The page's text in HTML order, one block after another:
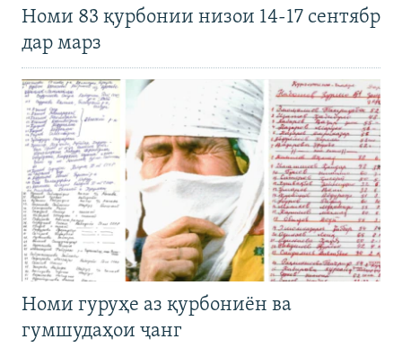
Номи 83 қурбонии низои 14-17 сентябр
дар марз
Номи гуруҳе аз қурбониён ва
гумшудаҳои ҷанг